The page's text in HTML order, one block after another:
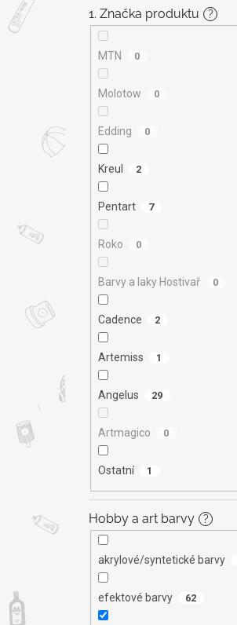
1. Značka produktu ?
MTN 0
Molotow 0
Edding 0
Kreul 2
Pentart 7
Roko 0
Barvy a laky Hostivař 0
Cadence 2
Artemiss 1
Angelus 29
Artmagico 0
Ostatní 1
Hobby a art barvy ?
akrylové/syntetické barvy
efektové barvy 62